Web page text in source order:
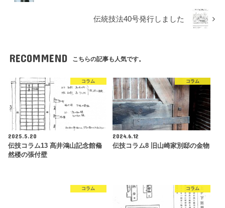
伝統技法40号発行しました
RECOMMEND こちらの記事も人気です。
コラム
2025.5.20
伝技コラム13 髙井鴻山記念館翛
然楼の張付壁
コラム
2024.6.12
伝技コラム8 旧山崎家別邸の金物
コラム コラム